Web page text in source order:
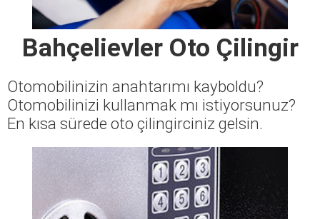
Bahçelievler Oto Çilingir
Otomobilinizin anahtarımı kayboldu?
Otomobilinizi kullanmak mı istiyorsunuz?
En kısa sürede oto çilingirciniz gelsin.